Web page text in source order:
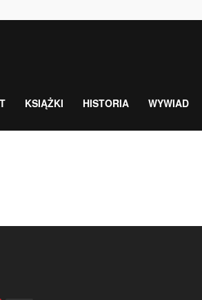
KSIĄŻKI HISTORIA WYWIAD